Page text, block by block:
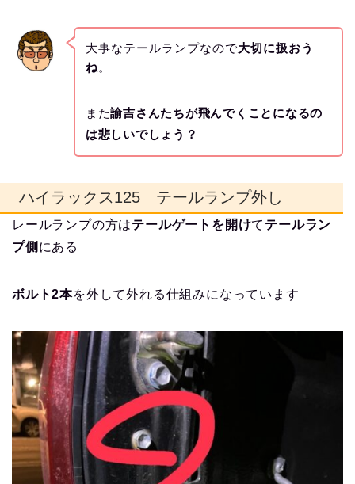
大事なテールランプなので大切に扱おう
ね。
また諭吉さんたちが飛んでくことになるの
は悲しいでしょう？
ハイラックス125 テールランプ外し
レールランプの方はテールゲートを開けて テールラン
プ側 にある
ボルト2本を外して外れる仕組みになっています